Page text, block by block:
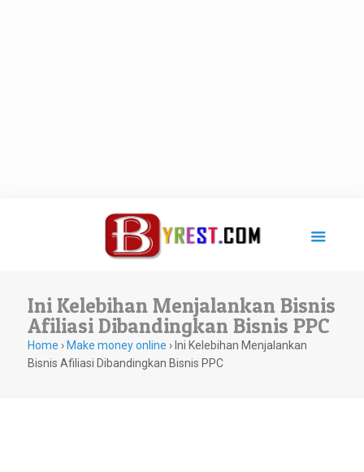
Ini Kelebihan Menjalankan Bisnis
Afiliasi Dibandingkan Bisnis PPC
Home › Make money online › Ini Kelebihan Menjalankan
Bisnis Afiliasi Dibandingkan Bisnis PPC